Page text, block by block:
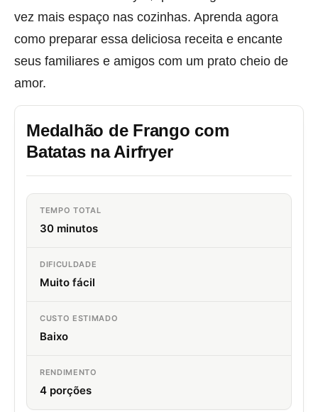
vez mais espaço nas cozinhas. Aprenda agora
como preparar essa deliciosa receita e encante
seus familiares e amigos com um prato cheio de
amor.
Medalhão de Frango com
Batatas na Airfryer
TEMPO TOTAL
30 minutos
DIFICULDADE
Muito fácil
CUSTO ESTIMADO
Baixo
RENDIMENTO
4 porções